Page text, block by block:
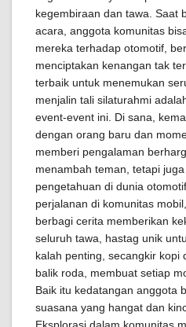
kegembiraan dan tawa. Saat
acara, anggota komunitas
mereka terhadap otomotif,
menciptakan kenangan tak
terbaik untuk menemukan
menjalin tali silaturahmi
event-event ini. Di sana,
dengan orang baru dan
memberi pengalaman
menambah teman, tetapi
pengetahuan di dunia
perjalanan di komunitas
berbagi cerita memberikan
seluruh tawa, hastag unik
kalah penting, secangkir kopi
balik roda, membuat setiap
Baik itu kedatangan anggota
suasana yang hangat dan